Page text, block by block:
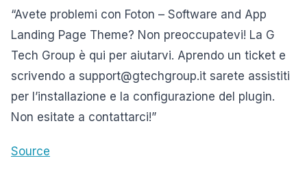
“Avete problemi con Foton – Software and App
Landing Page Theme? Non preoccupatevi! La G
Tech Group è qui per aiutarvi. Aprendo un ticket e
scrivendo a support@gtechgroup.it sarete assistiti
per l’installazione e la configurazione del plugin.
Non esitate a contattarci!”
Source